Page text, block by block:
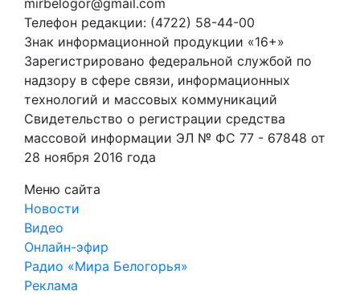
Телефон редакции: (4722) 58-44-00
Знак информационной продукции «16+»
Зарегистрировано федеральной службой по
надзору в сфере связи, информационных
технологий и массовых коммуникаций
Свидетельство о регистрации средства
массовой информации ЭЛ № ФС 77 - 67848 от
28 ноября 2016 года
Меню сайта
Новости
Видео
Онлайн-эфир
Радио «Мира Белогорья»
Реклама